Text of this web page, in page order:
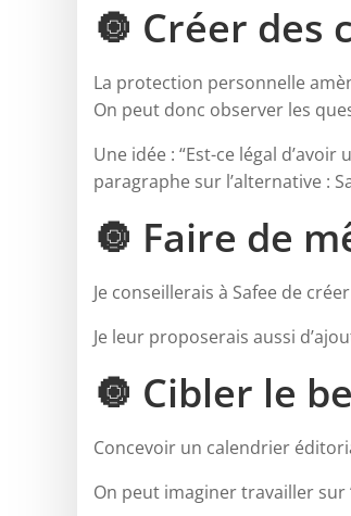
🔘 Créer des
La protection personnelle
On peut donc observer les
Une idée : “Est-ce légal
paragraphe sur l’alternative :
🔘 Faire de
Je conseillerais à Safee de
Je leur proposerais aussi
🔘 Cibler le
Concevoir un calendrier
On peut imaginer travailler sur